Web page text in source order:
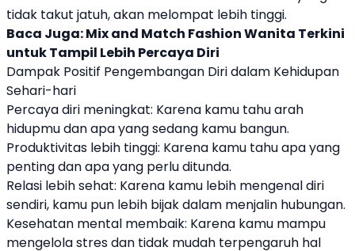
tidak takut jatuh, akan melompat lebih tinggi.
Baca Juga:Mix and Match Fashion Wanita Terkini
untuk Tampil Lebih Percaya Diri
Dampak Positif Pengembangan Diri dalam Kehidupan
Sehari-hari
Percaya diri meningkat: Karena kamu tahu arah
hidupmu dan apa yang sedang kamu bangun.
Produktivitas lebih tinggi: Karena kamu tahu apa yang
penting dan apa yang perlu ditunda.
Relasi lebih sehat: Karena kamu lebih mengenal diri
sendiri, kamu pun lebih bijak dalam menjalin hubungan.
Kesehatan mental membaik: Karena kamu mampu
mengelola stres dan tidak mudah terpengaruh hal